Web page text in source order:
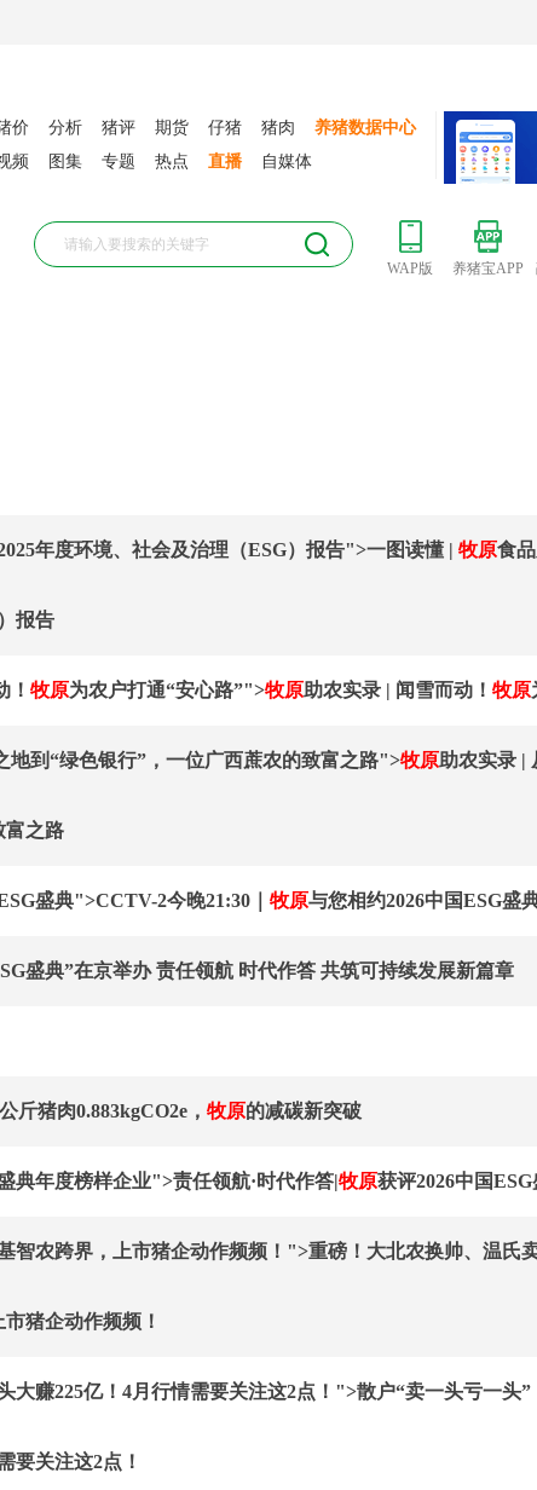
价 分析 猪评 期货 仔猪 猪肉
养猪数据中心
频 图集 专题 热点 直播 自媒体
WAP版 养猪宝APP
年度环境、社会及治理（ESG）报告">一图读懂 | 牧原食
报告
！ 牧原为农户打通“安心路”">牧原助农实录 | 闻雪而动！ 牧原
地到“绿色银行”，一位广西蔗农的致富之路">牧原助农实录 |
富之路
盛典">CCTV-2今晚21:30｜ 牧原与您相约2026中国ESG盛
盛典”在京举办 责任领航 时代作答 共筑可持续发展新篇章
斤猪肉0.883kgCO2e， 牧原的减碳新突破
典年度榜样企业">责任领航·时代作答|牧原获评2026中国
智农跨界，上市猪企动作频频！">重磅！大北农换帅、温氏卖
猪企动作频频！
大赚225亿！4月行情需要关注这2点！">散户“卖一头亏一头”
要关注这2点！